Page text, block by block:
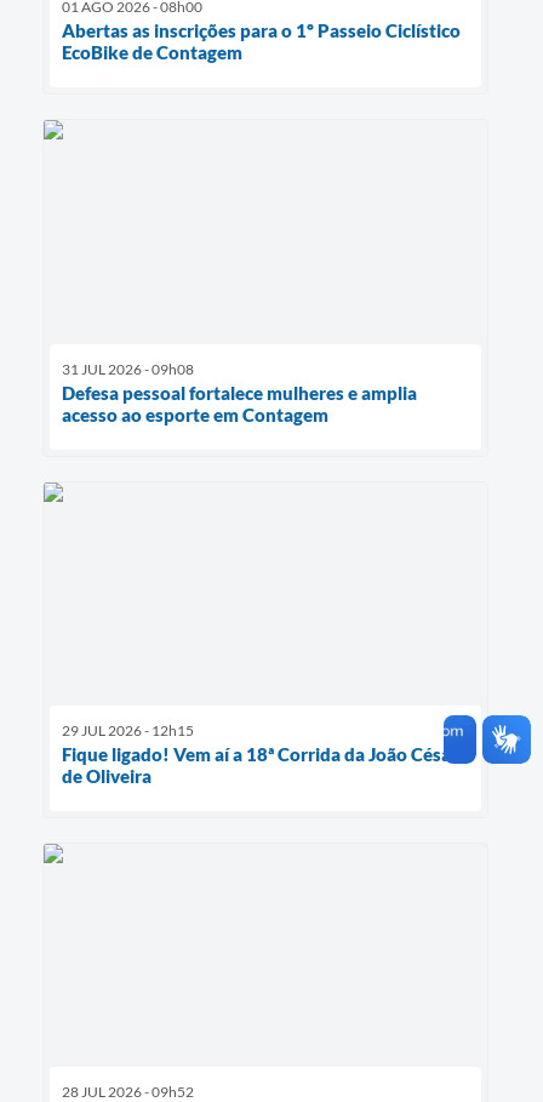
01 AGO 2026 - 08h00
Abertas as inscrições para o 1º Passeio Ciclístico
EcoBike de Contagem
31 JUL 2026 - 09h08
Defesa pessoal fortalece mulheres e amplia
acesso ao esporte em Contagem
29 JUL 2026 - 12h15
Fique ligado! Vem aí a 18ª Corrida da João César
de Oliveira
28 JUL 2026 - 09h52